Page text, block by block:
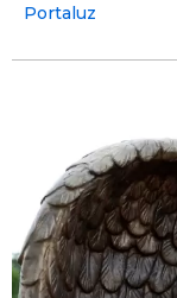
Portaluz